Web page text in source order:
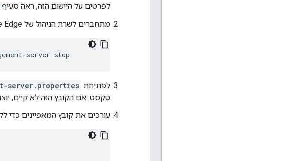
לפרטים על היישום הזה, ראה סעיף
מתחברים לשרת הניהול של Apigee Edge ומפסיקים את תהליך שרת הניהול:
server stop
לפתיחת server.properties
טקסט. אם הקובץ הזה לא קיים,
עורכים את קובץ המאפיינים כדי